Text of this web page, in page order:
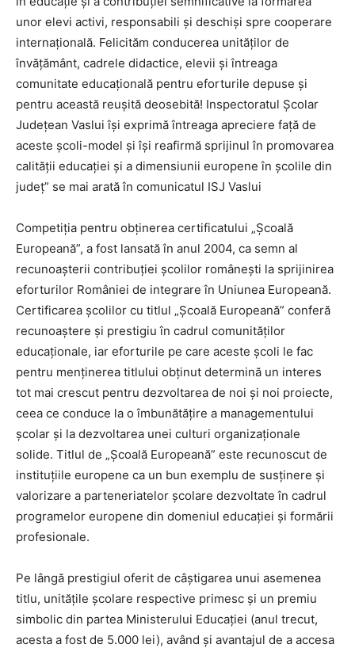
unor elevi activi, responsabili și deschiși spre cooperare
internațională. Felicităm conducerea unităților de
învățământ, cadrele didactice, elevii și întreaga
comunitate educațională pentru eforturile depuse și
pentru această reușită deosebită! Inspectoratul Școlar
Județean Vaslui își exprimă întreaga apreciere față de
aceste școli-model și își reafirmă sprijinul în promovarea
calității educației și a dimensiunii europene în școlile din
județ” se mai arată în comunicatul ISJ Vaslui
Competiţia pentru obţinerea certificatului „Şcoală
Europeană”, a fost lansată în anul 2004, ca semn al
recunoaşterii contribuţiei şcolilor româneşti la sprijinirea
eforturilor României de integrare în Uniunea Europeană.
Certificarea școlilor cu titlul „Școală Europeană” conferă
recunoaștere și prestigiu în cadrul comunităților
educaționale, iar eforturile pe care aceste școli le fac
pentru menținerea titlului obținut determină un interes
tot mai crescut pentru dezvoltarea de noi și noi proiecte,
ceea ce conduce la o îmbunătățire a managementului
școlar și la dezvoltarea unei culturi organizaționale
solide. Titlul de „Școală Europeană” este recunoscut de
instituțiile europene ca un bun exemplu de susținere și
valorizare a parteneriatelor școlare dezvoltate în cadrul
programelor europene din domeniul educației și formării
profesionale.
Pe lângă prestigiul oferit de câștigarea unui asemenea
titlu, unitățile școlare respective primesc și un premiu
simbolic din partea Ministerului Educației (anul trecut,
acesta a fost de 5.000 lei), având și avantajul de a accesa